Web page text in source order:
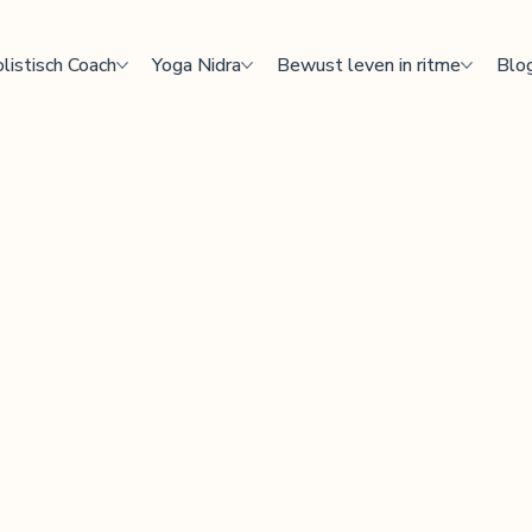
Coach Yoga Nidra Bewust leven in ritme